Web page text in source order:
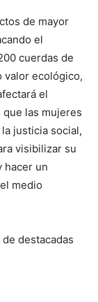
de mayor
el
cuerdas de
valor ecológico,
el
que las mujeres
justicia social,
visibilizar su
hacer un
medio
destacadas